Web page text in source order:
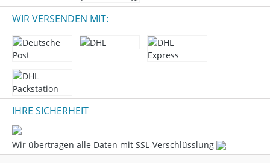
WIR VERSENDEN MIT:
IHRE SICHERHEIT
Wir übertragen alle Daten mit SSL-Verschlüsslung